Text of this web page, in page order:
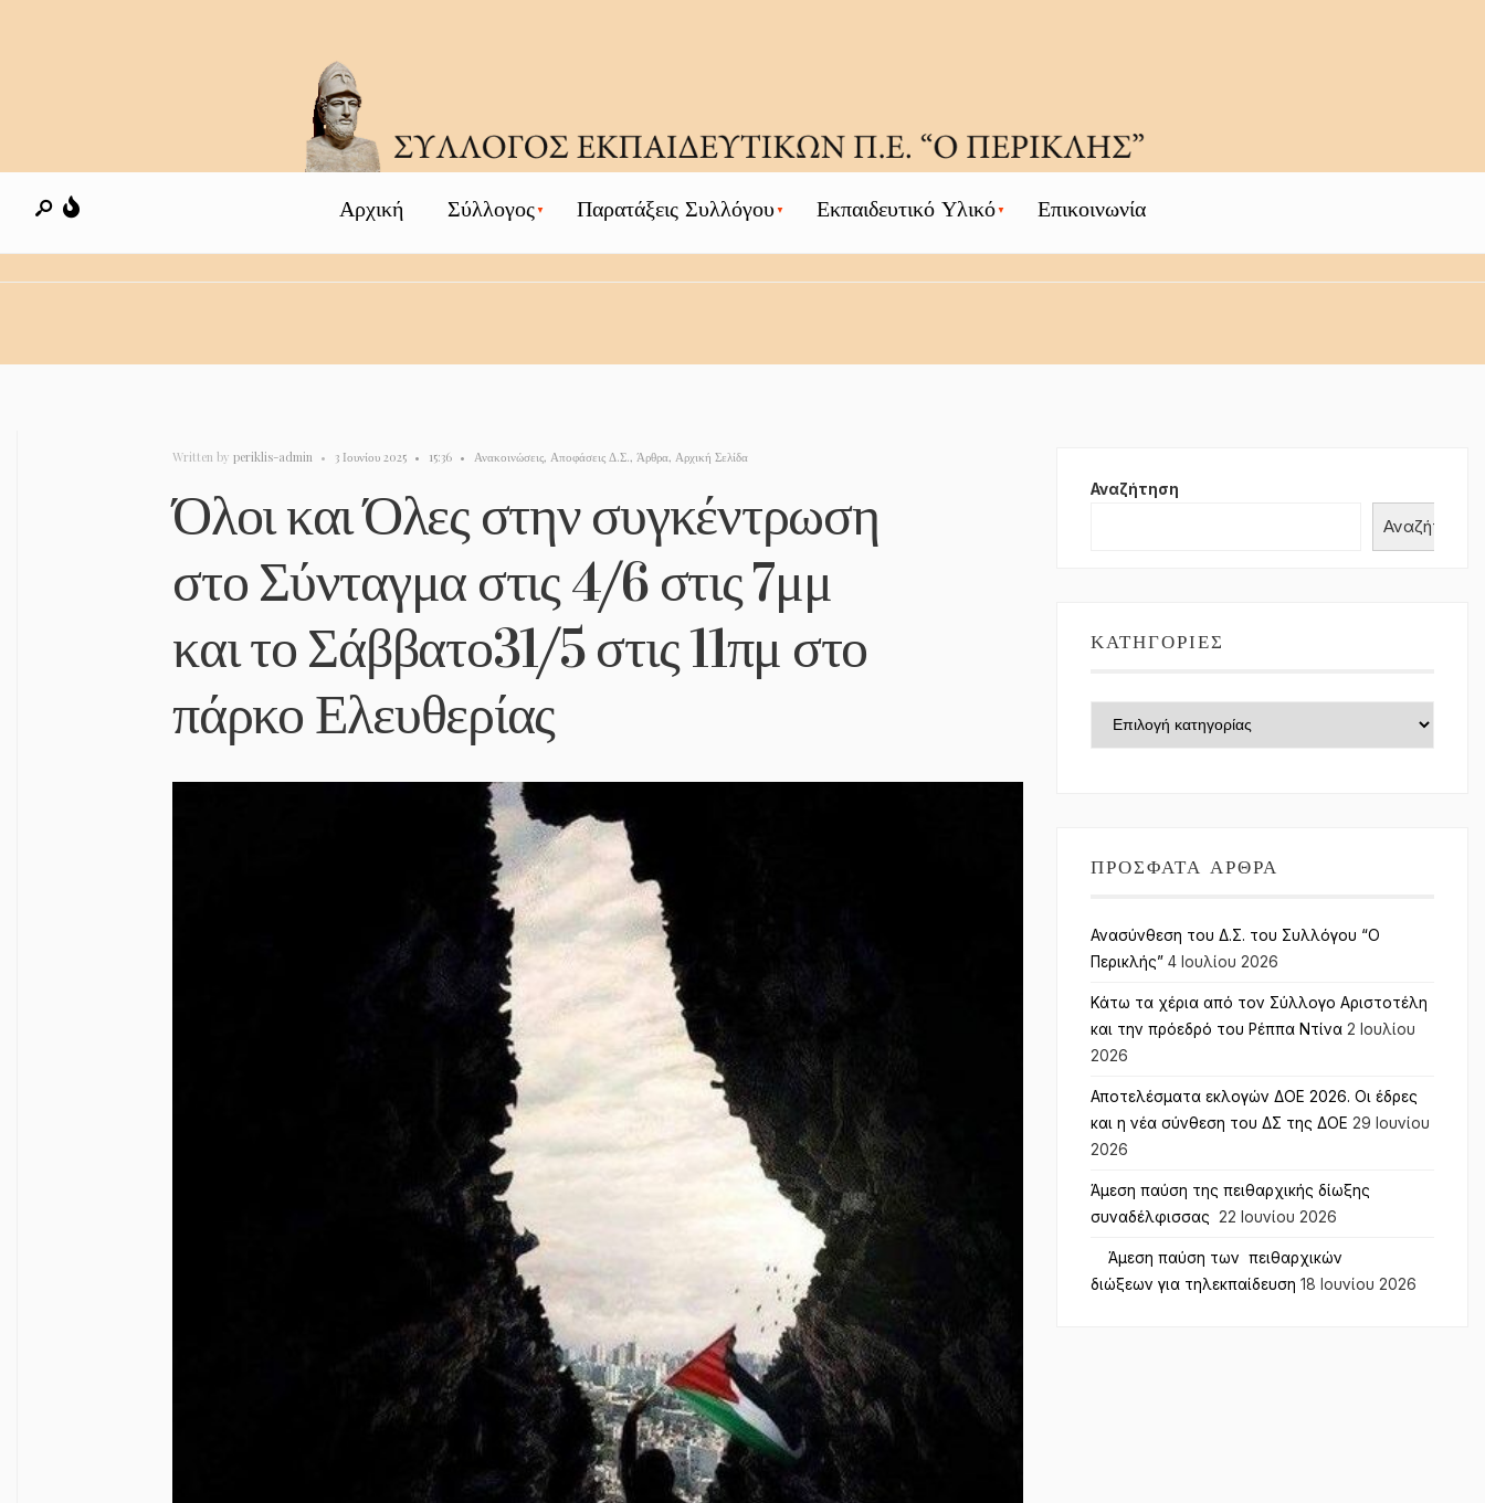
Αρχική Σύλλογος Παρατάξεις Συλλόγου Εκπαιδευτικό Υλικό Επικοινωνία
Written by periklis-admin • 3 Ιουνίου 2025 • 15:36 • Ανακοινώσεις, Αποφάσεις Δ.Σ., Άρθρα, Αρχική Σελίδα
Όλοι και Όλες στην συγκέντρωση
στο Σύνταγμα στις 4/6 στις 7μμ
και το Σάββατο31/5 στις 11πμ στο
πάρκο Ελευθερίας
Αναζήτηση
Αναζήτηση
ΚΑΤΗΓΟΡΊΕΣ
Κατηγορίες
ΠΡΌΣΦΑΤΑ ΆΡΘΡΑ
Ανασύνθεση του Δ.Σ. του Συλλόγου “Ο
Περικλής” 4 Ιουλίου 2026
Κάτω τα χέρια από τον Σύλλογο Αριστοτέλη
και την πρόεδρό του Ρέππα Ντίνα 2 Ιουλίου
2026
Αποτελέσματα εκλογών ΔΟΕ 2026. Οι έδρες
και η νέα σύνθεση του ΔΣ της ΔΟΕ 29 Ιουνίου
2026
Άμεση παύση της πειθαρχικής δίωξης
συναδέλφισσας
22 Ιουνίου 2026
Άμεση παύση των πειθαρχικών
διώξεων για τηλεκπαίδευση 18 Ιουνίου 2026